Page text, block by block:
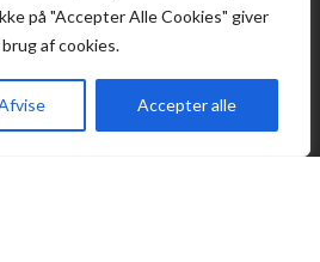
på "Accepter Alle Cookies" giver
af cookies.
Accepter alle